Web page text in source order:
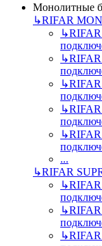
Монолитные
↳RIFAR
↳RIFAR
↳RIFAR
↳RIFAR
↳RIFAR
↳RIFAR
...
↳RIFAR
↳RIFAR
↳RIFAR
↳RIFAR